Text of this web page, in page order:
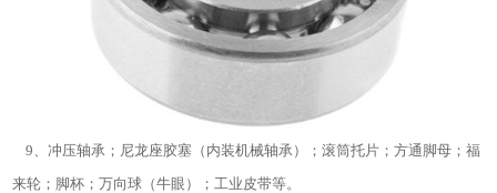
9、冲压轴承；尼龙座胶塞（内装机械轴承）；滚筒托片；方通脚母；福
来轮；脚杯；万向球（牛眼）；工业皮带等。